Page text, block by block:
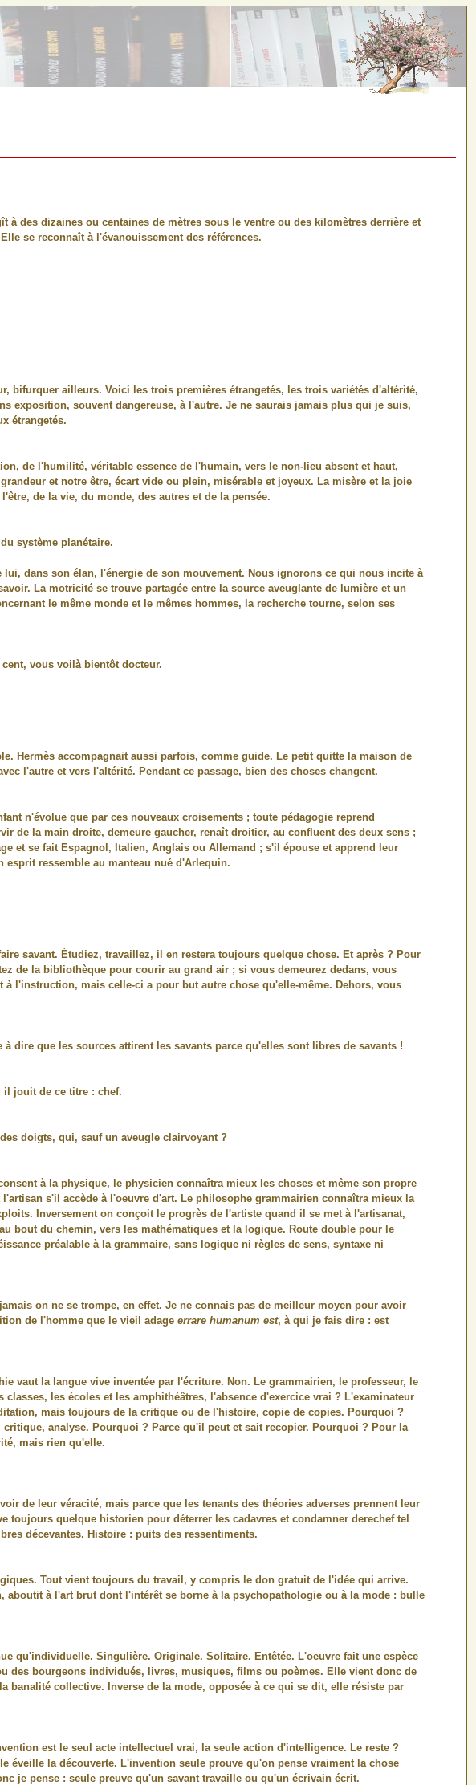
des dizaines ou centaines de mètres sous le ventre ou des kilomètres derrière et
se reconnaît à l'évanouissement des références.
bifurquer ailleurs. Voici les trois premières étrangetés, les trois variétés d'altérité,
exposition, souvent dangereuse, à l'autre. Je ne saurais jamais plus qui je suis,
étrangetés.
de l'humilité, véritable essence de l'humain, vers le non-lieu absent et haut,
et notre être, écart vide ou plein, misérable et joyeux. La misère et la joie
de la vie, du monde, des autres et de la pensée.
système planétaire.
dans son élan, l'énergie de son mouvement. Nous ignorons ce qui nous incite à
La motricité se trouve partagée entre la source aveuglante de lumière et un
le même monde et le mêmes hommes, la recherche tourne, selon ses
vous voilà bientôt docteur.
Hermès accompagnait aussi parfois, comme guide. Le petit quitte la maison de
l'autre et vers l'altérité. Pendant ce passage, bien des choses changent.
n'évolue que par ces nouveaux croisements ; toute pédagogie reprend
de la main droite, demeure gaucher, renaît droitier, au confluent des deux sens ;
et se fait Espagnol, Italien, Anglais ou Allemand ; s'il épouse et apprend leur
ressemble au manteau nué d'Arlequin.
savant. Étudiez, travaillez, il en restera toujours quelque chose. Et après ? Pour
de la bibliothèque pour courir au grand air ; si vous demeurez dedans, vous
l'instruction, mais celle-ci a pour but autre chose qu'elle-même. Dehors, vous
dire que les sources attirent les savants parce qu'elles sont libres de savants !
il jouit de ce titre : chef.
doigts, qui, sauf un aveugle clairvoyant ?
à la physique, le physicien connaîtra mieux les choses et même son propre
s'il accède à l'oeuvre d'art. Le philosophe grammairien connaîtra mieux la
Inversement on conçoit le progrès de l'artiste quand il se met à l'artisanat,
bout du chemin, vers les mathématiques et la logique. Route double pour le
préalable à la grammaire, sans logique ni règles de sens, syntaxe ni
on ne se trompe, en effet. Je ne connais pas de meilleur moyen pour avoir
de l'homme que le vieil adage errare humanum est, à qui je fais dire : est
vaut la langue vive inventée par l'écriture. Non. Le grammairien, le professeur, le
les écoles et les amphithéâtres, l'absence d'exercice vrai ? L'examinateur
mais toujours de la critique ou de l'histoire, copie de copies. Pourquoi ?
analyse. Pourquoi ? Parce qu'il peut et sait recopier. Pourquoi ? Pour la
mais rien qu'elle.
de leur véracité, mais parce que les tenants des théories adverses prennent leur
quelque historien pour déterrer les cadavres et condamner derechef tel
décevantes. Histoire : puits des ressentiments.
Tout vient toujours du travail, y compris le don gratuit de l'idée qui arrive.
à l'art brut dont l'intérêt se borne à la psychopathologie ou à la mode : bulle
qu'individuelle. Singulière. Originale. Solitaire. Entêtée. L'oeuvre fait une espèce
des bourgeons individués, livres, musiques, films ou poèmes. Elle vient donc de
collective. Inverse de la mode, opposée à ce qui se dit, elle résiste par
est le seul acte intellectuel vrai, la seule action d'intelligence. Le reste ?
la découverte. L'invention seule prouve qu'on pense vraiment la chose
je pense : seule preuve qu'un savant travaille ou qu'un écrivain écrit.